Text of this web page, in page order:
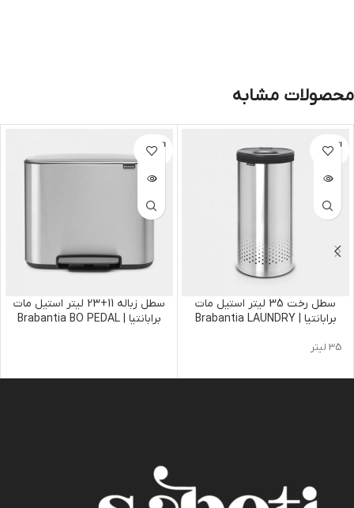
محصولات مشابه
اتمام مو
جودی
سطل رخت 35 لیتر استیل مات
برابانتیا | Brabantia LAUNDRY
35 لیتر
اتمام مو
جودی
سطل زباله 11+23 لیتر استیل مات
برابانتیا | Brabantia BO PEDAL